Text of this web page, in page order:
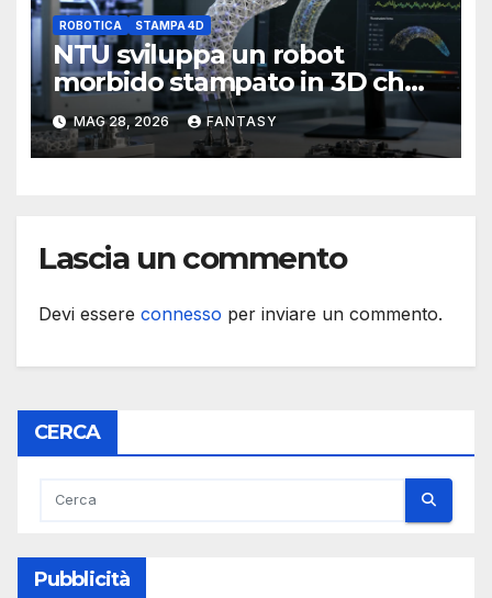
ROBOTICA STAMPA 4D
NTU sviluppa un robot
morbido stampato in 3D che
percepisce la propria forma
MAG 28, 2026 FANTASY
Lascia un commento
Devi essere connesso per inviare un commento.
CERCA
Pubblicità